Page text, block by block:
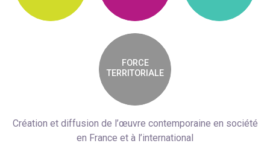
FORCE
TERRITORIALE
Création et diffusion de l’œuvre contemporaine en société
en France et à l’international